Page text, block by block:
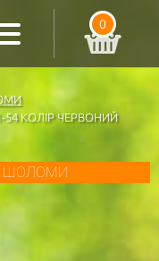
0
КОЛІР ЧЕРВОНИЙ
ШОЛОМИ